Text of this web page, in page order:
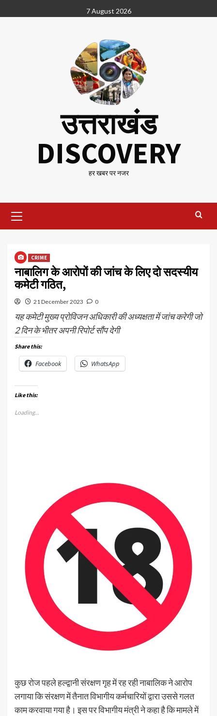
to
7 August 2026
उत्तराखंड
DISCOVERY
हर खबर पर नजर
Menu
CRIME
नाबालिग के आरोपों की जांच के लिए दो सदस्यीय
कमेटी गठित,
21 December 2023 0
यह कमेटी मुख्य प्रोविजन अधिकारी की अध्यक्षता में जांच करेगी जो
2 दिन के भीतर अपनी रिपोर्ट सौंप देगी
Share this:
Facebook WhatsApp
Like this:
Loading...
कुछ रोज पहले हल्द्वानी संरक्षण गृह में रह रही नाबालिक ने आरोप
लगाया कि संरक्षण में तैनात विभागीय कर्मचारियों द्वारा उससे गलत
काम करवाया गया है। इस पर विभागीय मंत्री ने कहा है कि मामले में